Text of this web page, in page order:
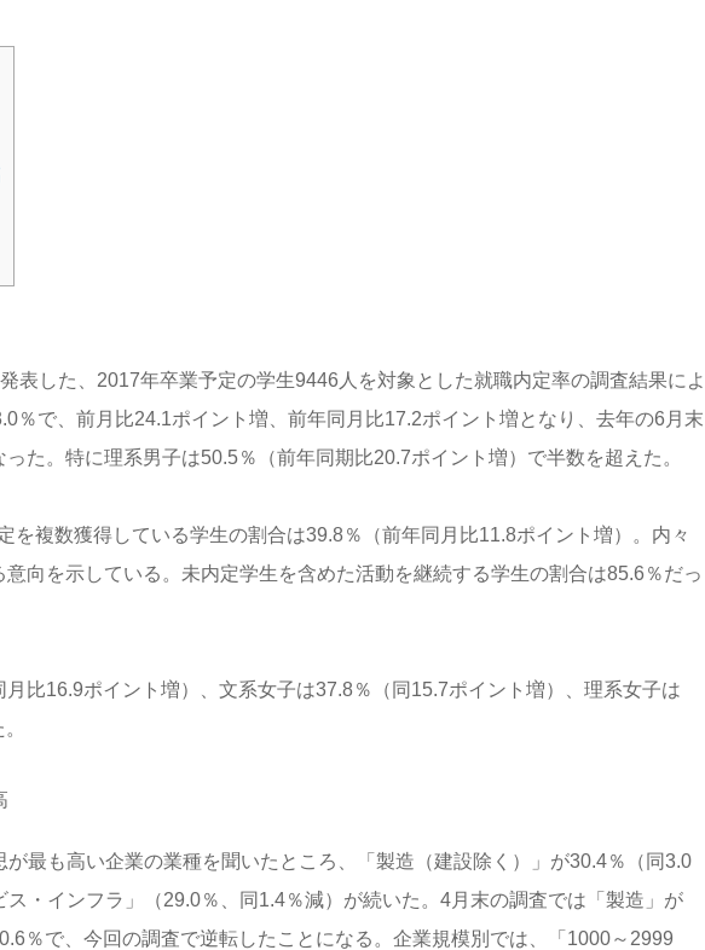
表した、2017年卒業予定の学生9446人を対象とした就職内定率の調査結果によ
％で、前月比24.1ポイント増、前年同月比17.2ポイント増となり、去年の6月末
た。特に理系男子は50.5％（前年同期比20.7ポイント増）で半数を超えた。
を複数獲得している学生の割合は39.8％（前年同月比11.8ポイント増）。内々
向を示している。未内定学生を含めた活動を継続する学生の割合は85.6％だっ
比16.9ポイント増）、文系女子は37.8％（同15.7ポイント増）、理系女子は
最も高い企業の業種を聞いたところ、「製造（建設除く）」が30.4％（同3.0
・インフラ」（29.0％、同1.4％減）が続いた。4月末の調査では「製造」が
％で、今回の調査で逆転したことになる。企業規模別では、「1000～2999